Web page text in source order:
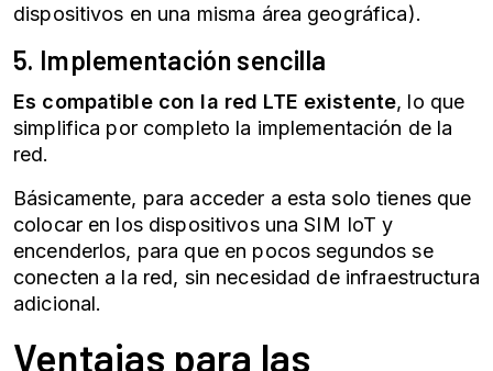
dispositivos en una misma área geográfica).
5. Implementación sencilla
Es compatible con la red LTE existente, lo que
simplifica por completo la implementación de la
red.
Básicamente, para acceder a esta solo tienes que
colocar en los dispositivos una SIM IoT y
encenderlos, para que en pocos segundos se
conecten a la red, sin necesidad de infraestructura
adicional.
Ventajas para las